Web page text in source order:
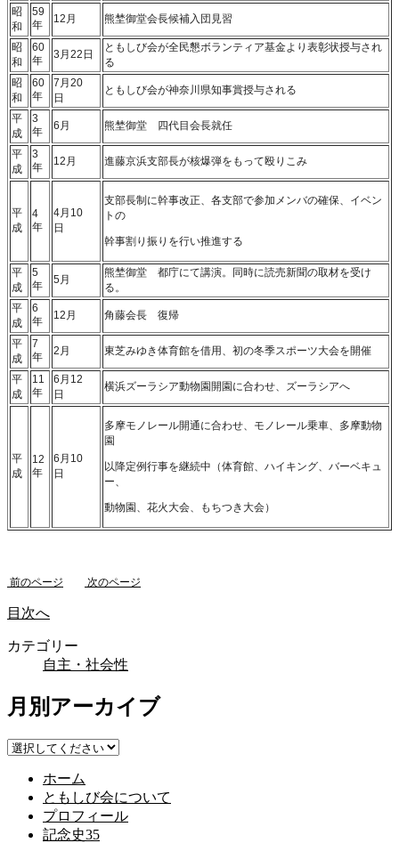
昭
和
59
年
12月 熊埜御堂会長候補入団見習
昭
和
60
年
3月22日
ともしび会が全民懇ボランティア基金より表彰状授与され
る
昭
和
60
年
7月20
日
ともしび会が神奈川県知事賞授与される
平
成
3
年
6月 熊埜御堂 四代目会長就任
平
成
3
年
12月 進藤京浜支部長が核爆弾をもって殴りこみ
平
成
4
年
4月10
日
支部長制に幹事改正、各支部で参加メンバの確保、イベン
トの
幹事割り振りを行い推進する
平
成
5
年
5月
熊埜御堂 都庁にて講演。同時に読売新聞の取材を受け
る。
平
成
6
年
12月 角藤会長 復帰
平
成
7
年
2月 東芝みゆき体育館を借用、初の冬季スポーツ大会を開催
平
成
11
年
6月12
日
横浜ズーラシア動物園開園に合わせ、ズーラシアへ
平
成
12
年
6月10
日
多摩モノレール開通に合わせ、モノレール乗車、多摩動物
園
以降定例行事を継続中（体育館、ハイキング、バーベキュ
ー、
動物園、花火大会、もちつき大会）
前のページ 次のページ
目次へ
カテゴリー
自主・社会性
月別アーカイブ
ホーム
ともしび会について
プロフィール
記念史35